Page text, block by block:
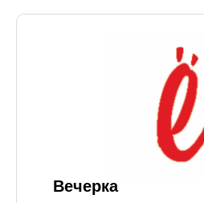
Вечерка